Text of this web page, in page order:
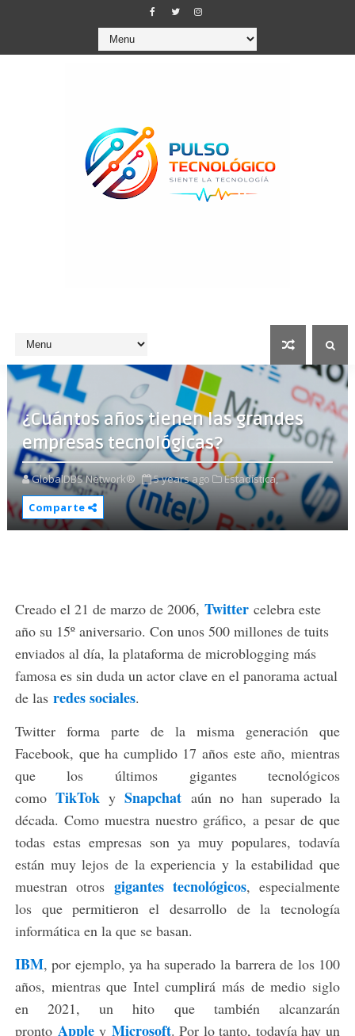
¿Cuántos años tienen las grandes
empresas tecnológicas?
GlobalDBS Network® 5 years ago
Estadística,
Comparte
Creado el 21 de marzo de 2006, Twitter celebra este
año su 15º aniversario. Con unos 500 millones de tuits
enviados al día, la plataforma de microblogging más
famosa es sin duda un actor clave en el panorama actual
de las redes sociales.
Twitter forma parte de la misma generación que
Facebook, que ha cumplido 17 años este año, mientras
que los últimos gigantes tecnológicos
comoTikTok ySnapchat aún no han superado la
década. Como muestra nuestro gráfico, a pesar de que
todas estas empresas son ya muy populares, todavía
están muy lejos de la experiencia y la estabilidad que
muestran otros gigantes tecnológicos, especialmente
los que permitieron el desarrollo de la tecnología
informática en la que se basan.
IBM, por ejemplo, ya ha superado la barrera de los 100
años, mientras que Intel cumplirá más de medio siglo
en 2021, un hito que también alcanzarán
pronto Appley Microsoft. Por lo tanto, todavía hay un